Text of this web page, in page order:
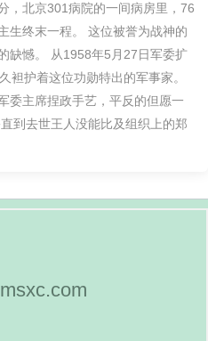
，北京301病院的一间病房里，76
生终末一程。 这位被誉为战神的
缺憾。 从1958年5月27日军委扩
袒护着这位功勋特出的军事家。
委主席捏政手艺，平反的但愿一
到去世王人没能比及组织上的郑